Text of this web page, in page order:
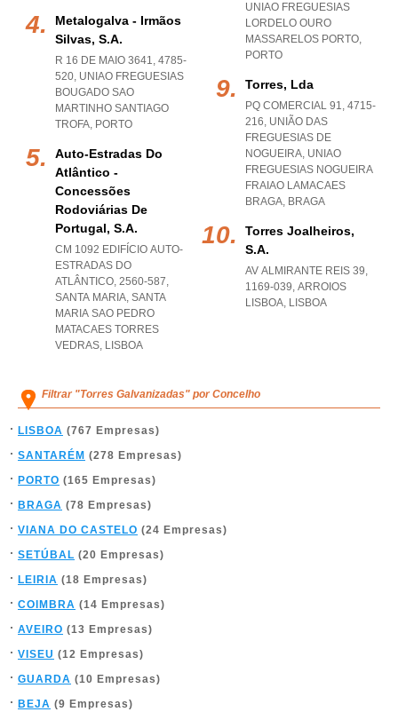
Metalogalva - Irmãos
Silvas, S.a.
R 16 DE MAIO 3641, 4785-
520, UNIAO FREGUESIAS
BOUGADO SAO
MARTINHO SANTIAGO
TROFA, PORTO
Auto-Estradas Do
Atlântico -
Concessões
Rodoviárias De
Portugal, S.a.
CM 1092 EDIFÍCIO AUTO-
ESTRADAS DO
ATLÂNTICO, 2560-587,
SANTA MARIA, SANTA
MARIA SAO PEDRO
MATACAES TORRES
VEDRAS, LISBOA
UNIAO FREGUESIAS
LORDELO OURO
MASSARELOS PORTO,
PORTO
Torres, Lda
PQ COMERCIAL 91, 4715-
216, UNIÃO DAS
FREGUESIAS DE
NOGUEIRA, UNIAO
FREGUESIAS NOGUEIRA
FRAIAO LAMACAES
BRAGA, BRAGA
Torres Joalheiros,
S.a.
AV ALMIRANTE REIS 39,
1169-039, ARROIOS
LISBOA, LISBOA
Filtrar "Torres Galvanizadas" por Concelho
LISBOA (767 Empresas)
SANTARÉM (278 Empresas)
PORTO (165 Empresas)
BRAGA (78 Empresas)
VIANA DO CASTELO (24 Empresas)
SETÚBAL (20 Empresas)
LEIRIA (18 Empresas)
COIMBRA (14 Empresas)
AVEIRO (13 Empresas)
VISEU (12 Empresas)
GUARDA (10 Empresas)
BEJA (9 Empresas)